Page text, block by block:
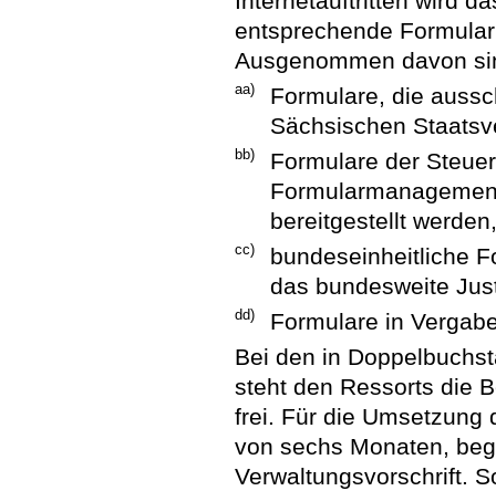
entsprechende
Ausgenommen davon
aa)
Formulare, die
Sächsischen
bb)
Formulare der
bereitgestellt
cc)
bundeseinheitliche
das bundesweite
dd)
Formulare in
Bei den in
steht den Ressorts die
frei. Für die Umsetzung
von sechs Monaten,
Verwaltungsvorschrift.